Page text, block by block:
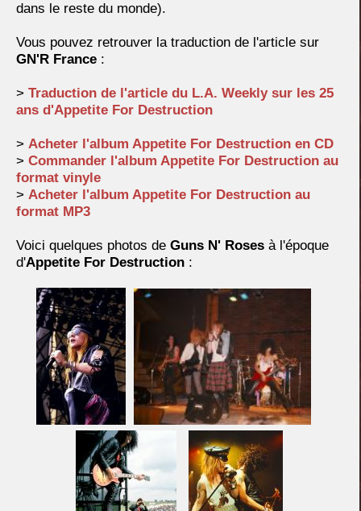
dans le reste du monde).
Vous pouvez retrouver la traduction de l'article sur
GN'R France :
> Traduction de l'article du L.A. Weekly sur les 25
ans d'Appetite For Destruction
> Acheter l'album Appetite For Destruction en CD
> Commander l'album Appetite For Destruction au
format vinyle
> Acheter l'album Appetite For Destruction au
format MP3
Voici quelques photos de Guns N' Roses à l'époque
d'Appetite For Destruction :